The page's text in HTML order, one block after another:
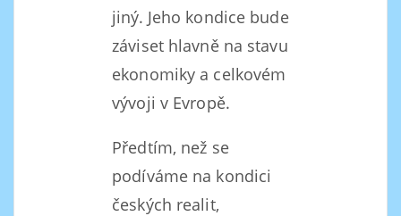
jiný. Jeho kondice bude
záviset hlavně na stavu
ekonomiky a celkovém
vývoji v Evropě.
Předtím, než se
podíváme na kondici
českých realit,